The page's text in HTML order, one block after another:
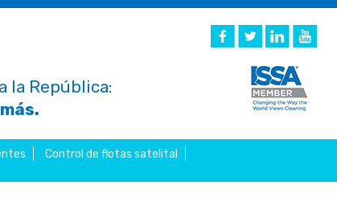
la República:
Control de flotas satelital